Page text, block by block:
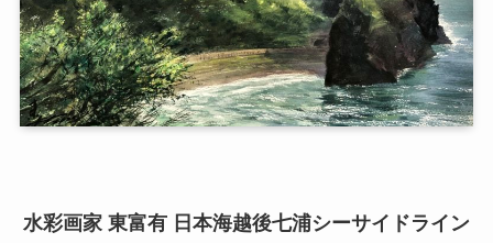
水彩画家 東富有 日本海越後七浦シーサイドライン